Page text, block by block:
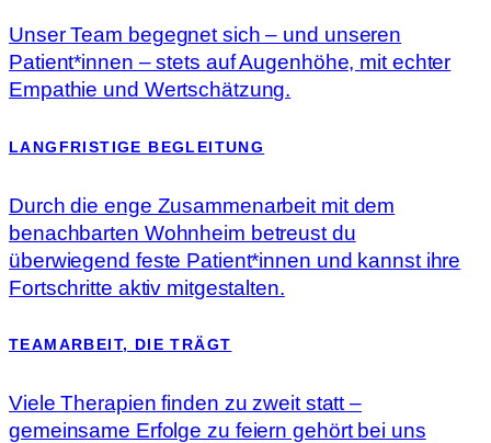
Unser Team begegnet sich – und unseren
Patient*innen – stets auf Augenhöhe, mit echter
Empathie und Wertschätzung.
LANGFRISTIGE BEGLEITUNG
Durch die enge Zusammenarbeit mit dem
benachbarten Wohnheim betreust du
überwiegend feste Patient*innen und kannst ihre
Fortschritte aktiv mitgestalten.
TEAMARBEIT, DIE TRÄGT
Viele Therapien finden zu zweit statt –
gemeinsame Erfolge zu feiern gehört bei uns